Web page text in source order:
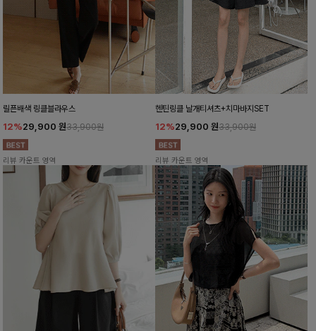
릴픈배색 링클블라우스
12%29,900 원33,900원
리뷰 카운트 영역
헨틴링클 날개티셔츠+치마바지SET
12%29,900 원33,900원
리뷰 카운트 영역